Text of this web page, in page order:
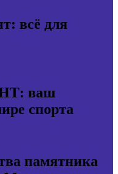
всё для
ваш
спорта
памятника